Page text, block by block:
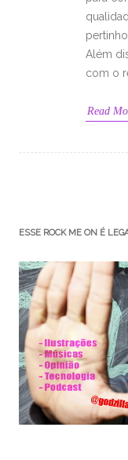
Além
com o
Read
ESSE ROCK ME ON É